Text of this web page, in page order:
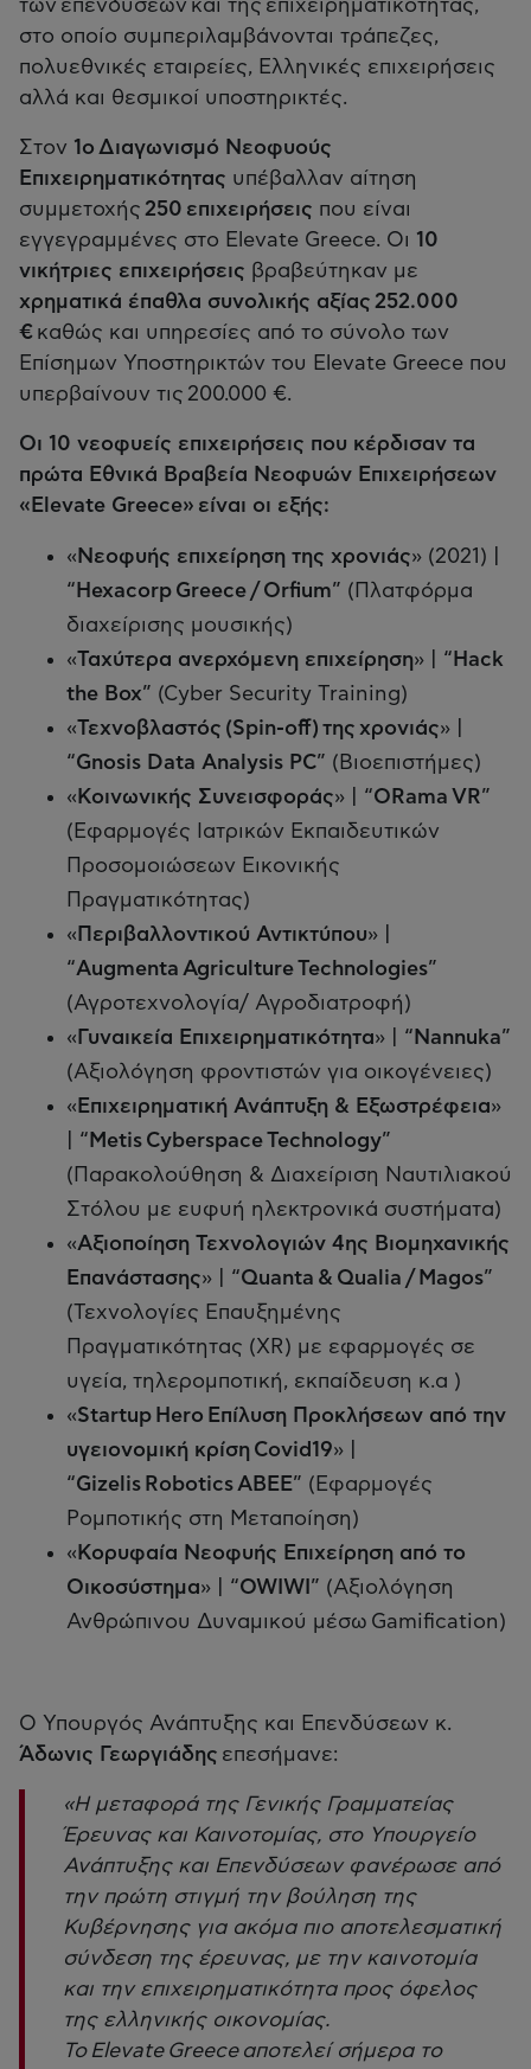
των επενδύσεων και της επιχειρηματικότητας,
στο οποίο συμπεριλαμβάνονται τράπεζες,
πολυεθνικές εταιρείες, Ελληνικές επιχειρήσεις
αλλά και θεσμικοί υποστηρικτές.
Στον 1ο Διαγωνισμό Νεοφυούς
Επιχειρηματικότητας υπέβαλλαν αίτηση
συμμετοχής 250 επιχειρήσεις που είναι
εγγεγραμμένες στο Elevate Greece. Οι 10
νικήτριες επιχειρήσεις βραβεύτηκαν με
χρηματικά έπαθλα συνολικής αξίας 252.000
€ καθώς και υπηρεσίες από το σύνολο των
Επίσημων Υποστηρικτών του Elevate Greece που
υπερβαίνουν τις 200.000 €.
Οι 10 νεοφυείς επιχειρήσεις που κέρδισαν τα
πρώτα Εθνικά Βραβεία Νεοφυών Επιχειρήσεων
«Elevate Greece» είναι οι εξής:
« Νεοφυής επιχείρηση της χρονιάς» (2021) |
“ Hexacorp Greece / Orfium” (Πλατφόρμα
διαχείρισης μουσικής)
«Ταχύτερα ανερχόμενη επιχείρηση» | “ Hack
the Box” (Cyber Security Training)
«Τεχνοβλαστός (Spin-off) της χρονιάς» |
“Gnosis Data Analysis PC” (Βιοεπιστήμες)
« Κοινωνικής Συνεισφοράς» | “ORama VR”
(Εφαρμογές Ιατρικών Εκπαιδευτικών
Προσομοιώσεων Εικονικής
Πραγματικότητας)
« Περιβαλλοντικού Αντικτύπου» |
“Augmenta Agriculture Technologies”
(Αγροτεχνολογία/ Αγροδιατροφή)
« Γυναικεία Επιχειρηματικότητα» | “ Nannuka”
(Αξιολόγηση φροντιστών για οικογένειες)
« Επιχειρηματική Ανάπτυξη & Εξωστρέφεια»
| “ Metis Cyberspace Technology”
(Παρακολούθηση & Διαχείριση Ναυτιλιακού
Στόλου με ευφυή ηλεκτρονικά συστήματα)
«Αξιοποίηση Τεχνολογιών 4ης Βιομηχανικής
Επανάστασης» | “Quanta & Qualia / Magos”
(Τεχνολογίες Επαυξημένης
Πραγματικότητας (XR) με εφαρμογές σε
υγεία, τηλερομποτική, εκπαίδευση κ.α )
«Startup Hero Επίλυση Προκλήσεων από την
υγειονομική κρίση Covid19» |
“Gizelis Robotics ΑΒΕΕ” (Εφαρμογές
Ρομποτικής στη Μεταποίηση)
« Κορυφαία Νεοφυής Επιχείρηση από το
Οικοσύστημα» | “OWIWI ” (Αξιολόγηση
Ανθρώπινου Δυναμικού μέσω Gamification)
Ο Υπουργός Ανάπτυξης και Επενδύσεων κ.
Άδωνις Γεωργιάδης επεσήμανε:
«Η μεταφορά της Γενικής Γραμματείας
Έρευνας και Καινοτομίας, στο Υπουργείο
Ανάπτυξης και Επενδύσεων φανέρωσε από
την πρώτη στιγμή την βούληση της
Κυβέρνησης για ακόμα πιο αποτελεσματική
σύνδεση της έρευνας, με την καινοτομία
και την επιχειρηματικότητα προς όφελος
της ελληνικής οικονομίας.
Το Elevate Greece αποτελεί σήμερα το